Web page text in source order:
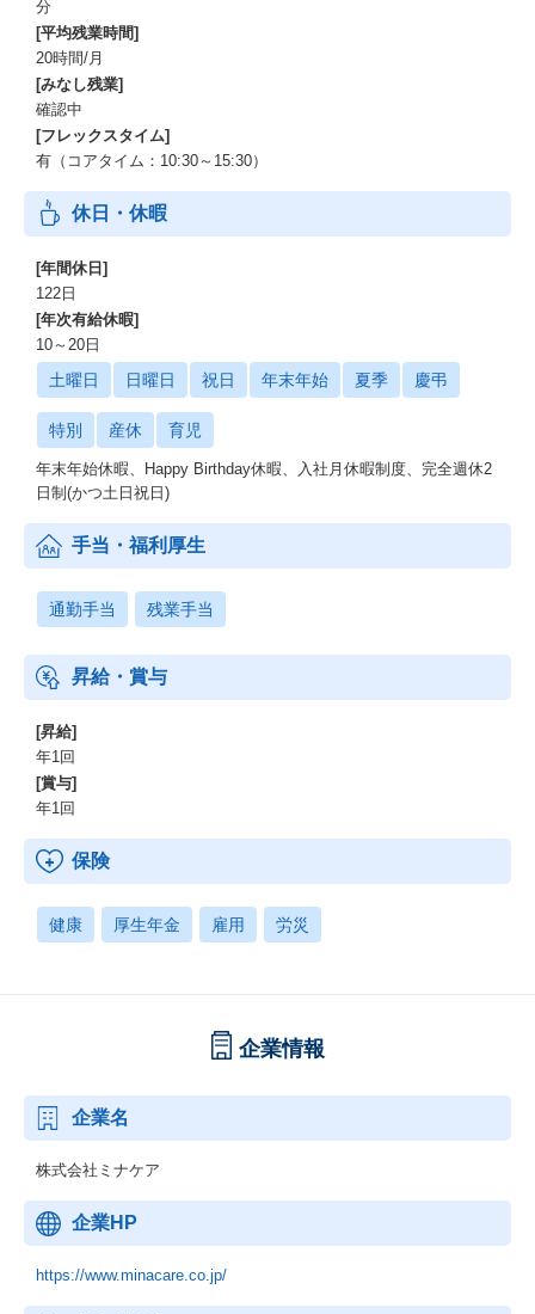
分
[平均残業時間]
20時間/月
[みなし残業]
確認中
[フレックスタイム]
有（コアタイム：10:30～15:30）
休日・休暇
[年間休日]
122日
[年次有給休暇]
10～20日
土曜日 日曜日 祝日 年末年始 夏季 慶弔
特別 産休 育児
年末年始休暇、Happy Birthday休暇、入社月休暇制度、完全週休2
日制(かつ土日祝日)
手当・福利厚生
通勤手当 残業手当
昇給・賞与
[昇給]
年1回
[賞与]
年1回
保険
健康 厚生年金 雇用 労災
企業情報
企業名
株式会社ミナケア
企業HP
https://www.minacare.co.jp/